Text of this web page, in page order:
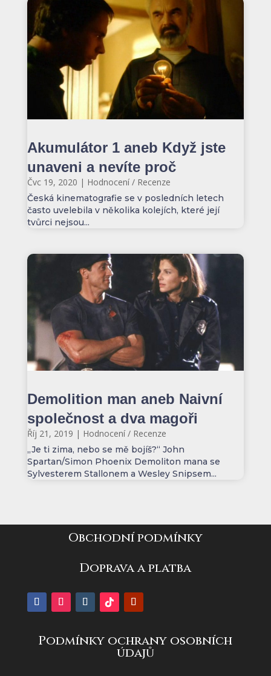
Akumulátor 1 aneb Když jste
unaveni a nevíte proč
Čvc 19, 2020 | Hodnocení / Recenze
Česká kinematografie se v posledních letech
často uvelebila v několika kolejích, které její
tvůrci nejsou...
Demolition man aneb Naivní
společnost a dva magoři
Říj 21, 2019 | Hodnocení / Recenze
„Je ti zima, nebo se mě bojíš?“ John
Spartan/Simon Phoenix Demoliton mana se
Sylvesterem Stallonem a Wesley Snipsem...
Obchodní podmínky
Doprava a platba
Podmínky ochrany osobních
údajů